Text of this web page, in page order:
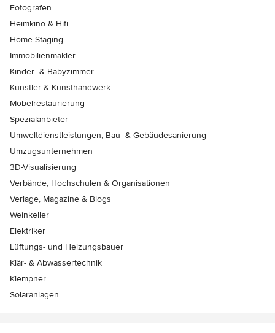
Fotografen
Heimkino & Hifi
Home Staging
Immobilienmakler
Kinder- & Babyzimmer
Künstler & Kunsthandwerk
Möbelrestaurierung
Spezialanbieter
Umweltdienstleistungen, Bau- & Gebäudesanierung
Umzugsunternehmen
3D-Visualisierung
Verbände, Hochschulen & Organisationen
Verlage, Magazine & Blogs
Weinkeller
Elektriker
Lüftungs- und Heizungsbauer
Klär- & Abwassertechnik
Klempner
Solaranlagen